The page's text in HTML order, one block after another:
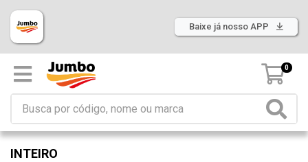
Baixe já nosso APP
0
INTEIRO